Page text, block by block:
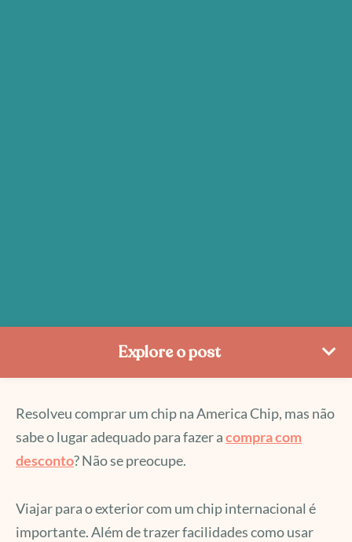
Explore o post
Resolveu comprar um chip na America Chip, mas não
sabe o lugar adequado para fazer acompra com
desconto? Não se preocupe.
Viajar para o exterior com um chip internacional é
importante. Além de trazer facilidades como usar